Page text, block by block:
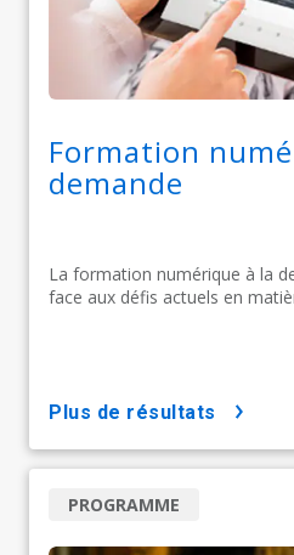
Formation
demande
La formation numérique à la
face aux défis actuels en
plus de résultats
PROGRAMME